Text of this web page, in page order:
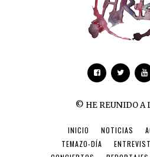
© HE REUNIDO A
INICIO NOTICIAS
TEMAZO-DÍA